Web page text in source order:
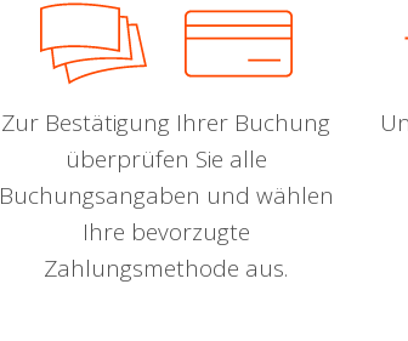
Zur Bestätigung Ihrer Buchung
überprüfen Sie alle
Buchungsangaben und wählen
Ihre bevorzugte
Zahlungsmethode aus.